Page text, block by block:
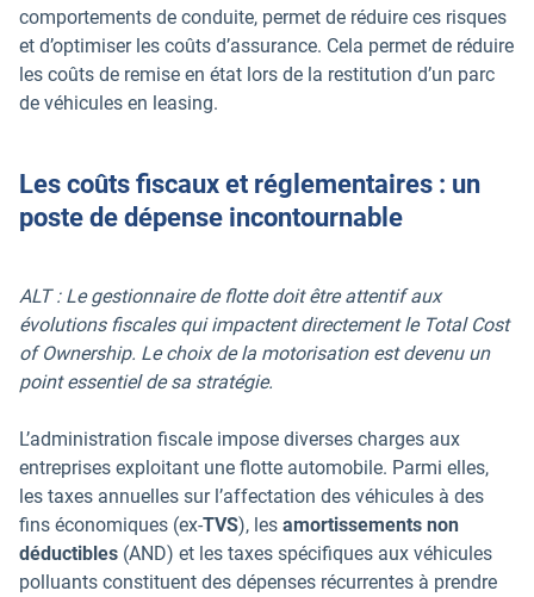
comportements de conduite, permet de réduire ces risques
et d’optimiser les coûts d’assurance. Cela permet de réduire
les coûts de remise en état lors de la restitution d’un parc
de véhicules en leasing.
Les coûts fiscaux et réglementaires : un
poste de dépense incontournable
ALT : Le gestionnaire de flotte doit être attentif aux
évolutions fiscales qui impactent directement le Total Cost
of Ownership. Le choix de la motorisation est devenu un
point essentiel de sa stratégie.
L’administration fiscale impose diverses charges aux
entreprises exploitant une flotte automobile. Parmi elles,
les taxes annuelles sur l’affectation des véhicules à des
fins économiques (ex-TVS), les amortissements non
déductibles (AND) et les taxes spécifiques aux véhicules
polluants constituent des dépenses récurrentes à prendre